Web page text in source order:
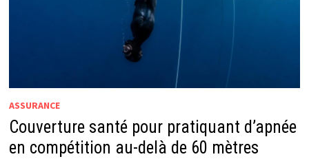
ASSURANCE
Couverture santé pour pratiquant d’apnée
en compétition au-delà de 60 mètres